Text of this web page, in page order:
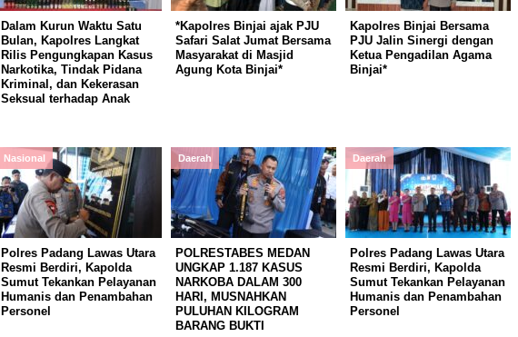
Dalam Kurun Waktu Satu
Bulan, Kapolres Langkat
Rilis Pengungkapan Kasus
Narkotika, Tindak Pidana
Kriminal, dan Kekerasan
Seksual terhadap Anak
*Kapolres Binjai ajak PJU
Safari Salat Jumat Bersama
Masyarakat di Masjid
Agung Kota Binjai*
Kapolres Binjai Bersama
PJU Jalin Sinergi dengan
Ketua Pengadilan Agama
Binjai*
Nasional
Polres Padang Lawas Utara
Resmi Berdiri, Kapolda
Sumut Tekankan Pelayanan
Humanis dan Penambahan
Personel
Daerah
POLRESTABES MEDAN
UNGKAP 1.187 KASUS
NARKOBA DALAM 300
HARI, MUSNAHKAN
PULUHAN KILOGRAM
BARANG BUKTI
Daerah
Polres Padang Lawas Utara
Resmi Berdiri, Kapolda
Sumut Tekankan Pelayanan
Humanis dan Penambahan
Personel